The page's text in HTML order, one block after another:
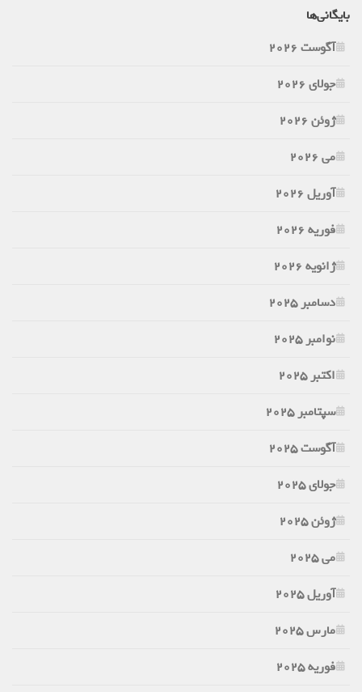
بایگانی‌ها
آگوست 2026
جولای 2026
ژوئن 2026
می 2026
آوریل 2026
فوریه 2026
ژانویه 2026
دسامبر 2025
نوامبر 2025
اکتبر 2025
سپتامبر 2025
آگوست 2025
جولای 2025
ژوئن 2025
می 2025
آوریل 2025
مارس 2025
فوریه 2025